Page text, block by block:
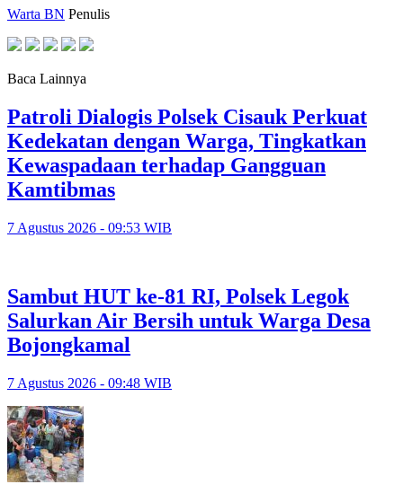
Warta BN Penulis
Baca Lainnya
Patroli Dialogis Polsek Cisauk Perkuat
Kedekatan dengan Warga, Tingkatkan
Kewaspadaan terhadap Gangguan
Kamtibmas
7 Agustus 2026 - 09:53 WIB
Sambut HUT ke-81 RI, Polsek Legok
Salurkan Air Bersih untuk Warga Desa
Bojongkamal
7 Agustus 2026 - 09:48 WIB